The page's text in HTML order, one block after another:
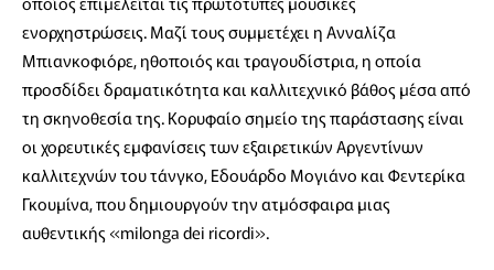
ενορχηστρώσεις. Μαζί τους συμμετέχει η Ανναλίζα
Μπιανκοφιόρε, ηθοποιός και τραγουδίστρια, η οποία
προσδίδει δραματικότητα και καλλιτεχνικό βάθος μέσα από
τη σκηνοθεσία της. Κορυφαίο σημείο της παράστασης είναι
οι χορευτικές εμφανίσεις των εξαιρετικών Αργεντίνων
καλλιτεχνών του τάνγκο, Εδουάρδο Μογιάνο και Φεντερίκα
Γκουμίνα, που δημιουργούν την ατμόσφαιρα μιας
αυθεντικής «milonga dei ricordi».